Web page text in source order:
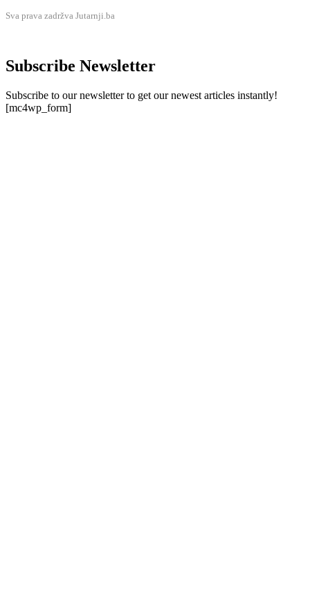
Sva prava zadržva Jutarnji.ba
Subscribe Newsletter
Subscribe to our newsletter to get our newest articles instantly!
[mc4wp_form]